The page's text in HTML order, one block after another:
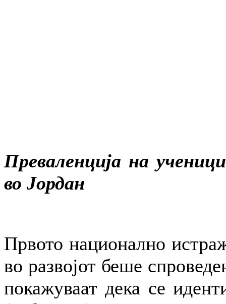
Преваленција на
во Јордан
Првото национално
во развојот беше
покажуваат дека се